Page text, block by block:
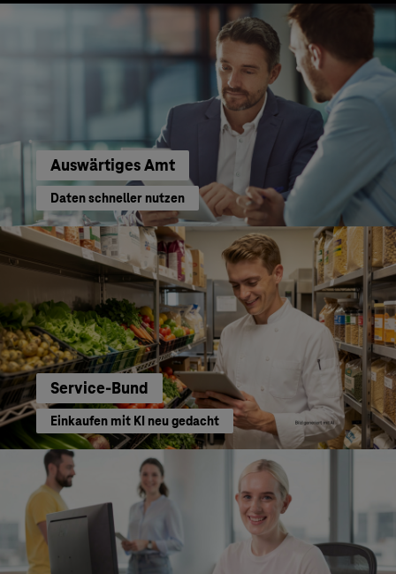
Auswärtiges Amt
Daten schneller nutzen
Service-Bund
Einkaufen mit KI neu gedacht